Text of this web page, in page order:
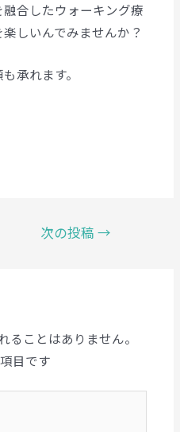
合したウォーキング療
しいんでみませんか？
承れます。
次の投稿→
ることはありません。
目です